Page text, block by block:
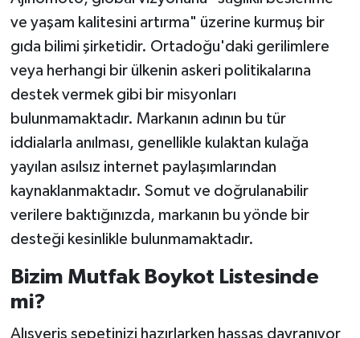
ve yaşam kalitesini artırma" üzerine kurmuş bir
gıda bilimi şirketidir. Ortadoğu'daki gerilimlere
veya herhangi bir ülkenin askeri politikalarına
destek vermek gibi bir misyonları
bulunmamaktadır. Markanın adının bu tür
iddialarla anılması, genellikle kulaktan kulağa
yayılan asılsız internet paylaşımlarından
kaynaklanmaktadır. Somut ve doğrulanabilir
verilere baktığınızda, markanın bu yönde bir
desteği kesinlikle bulunmamaktadır.
Bizim Mutfak Boykot Listesinde
mi?
Alışveriş sepetinizi hazırlarken hassas davranıyor